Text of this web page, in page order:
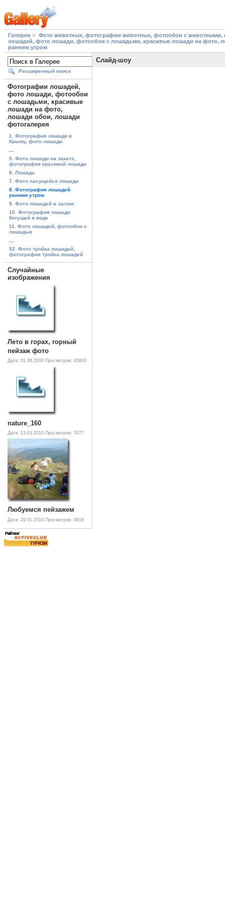
Галерея
Фото животных, фотографии животных, фотообои с
лошадей, фото лошади, фотообои с лошадьми, красивые лошади на фото,
ранним утром
Расширенный поиск
Фотографии лошадей,
фото лошади, фотообои
с лошадьми, красивые
лошади на фото,
лошади обои, лошади
фотогалерея
1. Фотография лошади в
Крыму, фото лошади
5. Фото лошади на закате,
фотография красивой лошади
6. Лошадь
7. Фото пасущейся лошади
8. Фотография лошадей
ранним утром
9. Фото лошадей в загоне
10. Фотография лошади
бегущей в воде
11. Фото лошадей, фотообои с
лошадью
52. Фото тройка лошадей,
фотография тройка лошадей
Случайные
изображения
Лето в горах, горный
пейзаж фото
Дата: 01.08.2006 Просмотров: 43803
nature_160
Дата: 13.03.2010 Просмотров: 5377
Любуемся пейзажем
Дата: 29.01.2010 Просмотров: 4918
Слайд-шоу